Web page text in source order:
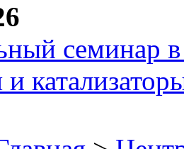
семинар в